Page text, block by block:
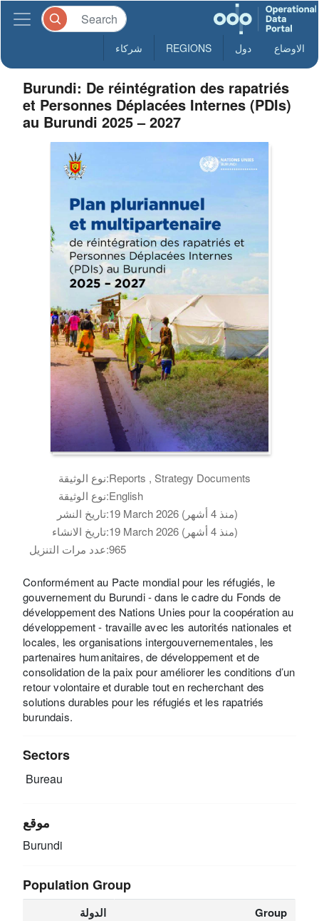
الاوضاع دول REGIONS شركاء
Burundi: De réintégration des rapatriés
et Personnes Déplacées Internes (PDIs)
au Burundi 2025 – 2027
نوع الوثيقة:Reports , Strategy Documents
نوع الوثيقة:English
تاريخ النشر:
19 March 2026 (منذ 4 أشهر)
تاريخ الانشاء:
19 March 2026 (منذ 4 أشهر)
عدد مرات التنزيل:965
Conformément au Pacte mondial pour les réfugiés, le
gouvernement du Burundi - dans le cadre du Fonds de
développement des Nations Unies pour la coopération au
développement - travaille avec les autorités nationales et
locales, les organisations intergouvernementales, les
partenaires humanitaires, de développement et de
consolidation de la paix pour améliorer les conditions d’un
retour volontaire et durable tout en recherchant des
solutions durables pour les réfugiés et les rapatriés
burundais.
Sectors
Bureau
موقع
Burundi
Population Group
الدولة Group